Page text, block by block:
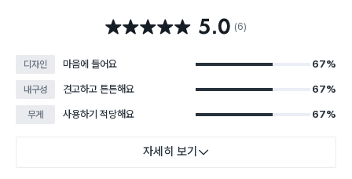
별점 5.0점 5.0 (6)
디자인 마음에 들어요 67%
내구성 견고하고 튼튼해요 67%
무게 사용하기 적당해요 67%
자세히 보기